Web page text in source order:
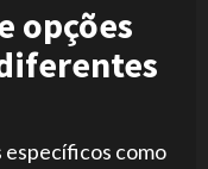
opções
como